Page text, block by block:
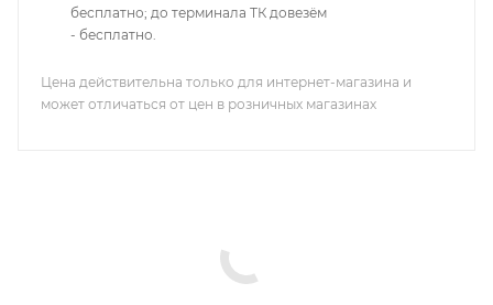
бесплатно; до терминала ТК довезём
- бесплатно.
Цена действительна только для интернет-магазина и
может отличаться от цен в розничных магазинах